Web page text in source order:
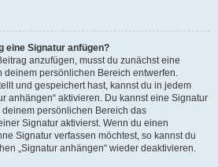
eine Signatur anfügen?
anzufügen, musst du zunächst eine
persönlichen Bereich entwerfen.
und gespeichert hast, kannst du in jedem
anhängen“ aktivieren. Du kannst eine Signatur
persönlichen Bereich das
Signatur aktivierst. Wenn du einen
Signatur verfassen möchtest, so kannst du
„Signatur anhängen“ wieder deaktivieren.